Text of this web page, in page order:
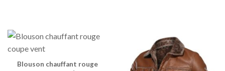
Blouson chauffant rouge